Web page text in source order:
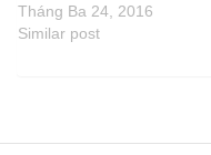
Tháng Ba 24, 2016
Similar post